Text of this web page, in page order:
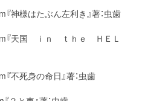
神様はたぶん左利き』著：虫歯
『天国 ｉｎ ｔｈｅ ＨＥＬ
不死身の命日』著：虫歯